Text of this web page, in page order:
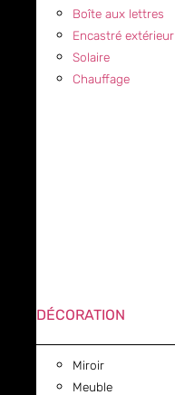
Boîte aux lettres
Encastré extérieur
Solaire
Chauffage
DÉCORATION
Miroir
Meuble